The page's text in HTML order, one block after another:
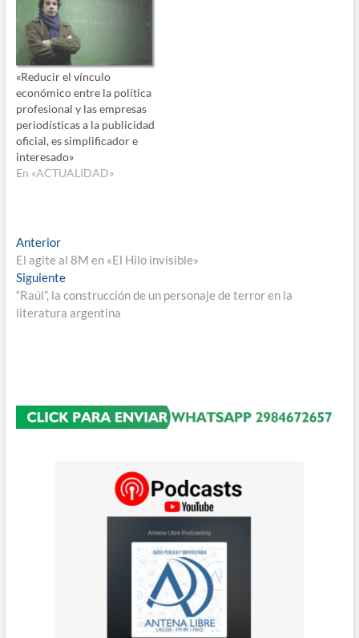
«Reducir el vínculo
económico entre la política
profesional y las empresas
periodísticas a la publicidad
oficial, es simplificador e
interesado»
En «ACTUALIDAD»
Navegación
de
entradas
AnteriorEntrada
anterior:
El agite al 8M en «El Hilo invisible»
SiguienteEntrada
siguiente:
“Raúl”, la construcción de un personaje de terror en la
literatura argentina